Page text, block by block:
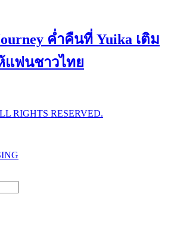
ค่ำคืนที่ Yuika เติม
แฟนชาวไทย
RIGHTS RESERVED.